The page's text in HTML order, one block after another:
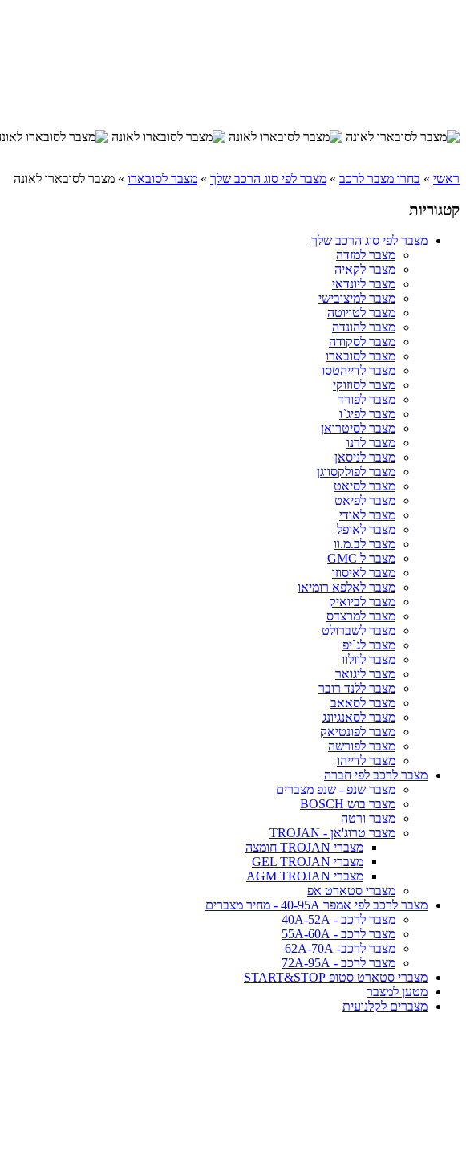
ראשי » בחרו מצבר לרכב » מצבר לפי סוג הרכב שלך » מצבר לסובארו » מצבר לסובארו לאונה
קטגוריות
מצבר לפי סוג הרכב שלך
מצבר למזדה
מצבר לקאיה
מצבר ליונדאי
מצבר למיצובישי
מצבר לטויוטה
מצבר להונדה
מצבר לסקודה
מצבר לסובארו
מצבר לדייהטסו
מצבר לסוזוקי
מצבר לפורד
מצבר לפיג`ו
מצבר לסיטרואן
מצבר לרנו
מצבר לניסאן
מצבר לפולקסווגן
מצבר לסיאט
מצבר לפיאט
מצבר לאודי
מצבר לאופל
מצבר לב.מ.וו
מצבר ל GMC
מצבר לאיסוזו
מצבר לאלפא רומיאו
מצבר לביואיק
מצבר למרצדס
מצבר לשברולט
מצבר לג`יפ
מצבר לוולוו
מצבר ליגואר
מצבר ללנד רובר
מצבר לסאאב
מצבר לסאנגיונג
מצבר לפונטיאק
מצבר לפורשה
מצבר לדייהו
מצבר לרכב לפי חברה
מצבר שנפ - שנפ מצברים
מצבר בוש BOSCH
מצבר ורטה
מצבר טרוג'אן - TROJAN
מצברי TROJAN חומצה
מצברי GEL TROJAN
מצברי AGM TROJAN
מצברי סטארט אפ
מצבר לרכב לפי אמפר 40-95A - מחיר מצברים
מצבר לרכב - 40A-52A
מצבר לרכב - 55A-60A
מצבר לרכב- 62A-70A
מצבר לרכב - 72A-95A
מצברי סטארט סטופ START&STOP
מטען למצבר
מצברים לקלנועית